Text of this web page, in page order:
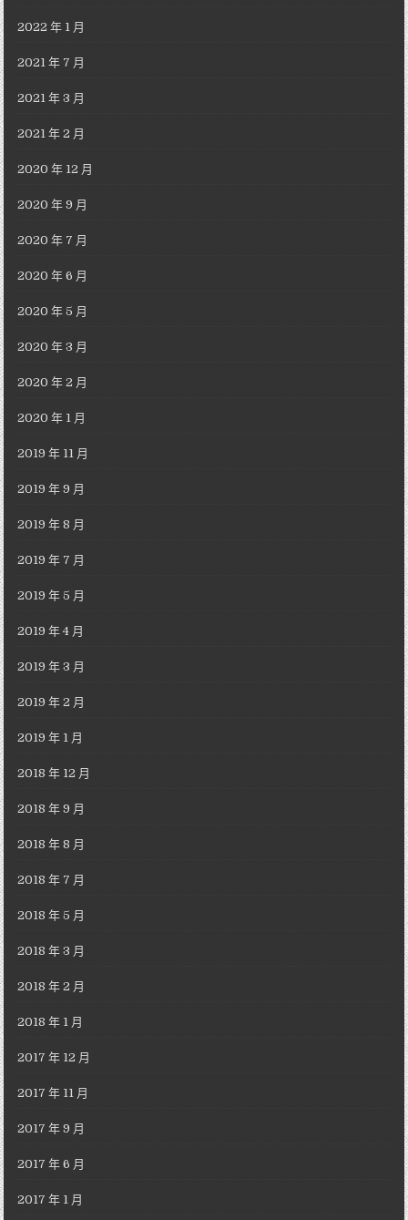
2022 年 1 月
2021 年 7 月
2021 年 3 月
2021 年 2 月
2020 年 12 月
2020 年 9 月
2020 年 7 月
2020 年 6 月
2020 年 5 月
2020 年 3 月
2020 年 2 月
2020 年 1 月
2019 年 11 月
2019 年 9 月
2019 年 8 月
2019 年 7 月
2019 年 5 月
2019 年 4 月
2019 年 3 月
2019 年 2 月
2019 年 1 月
2018 年 12 月
2018 年 9 月
2018 年 8 月
2018 年 7 月
2018 年 5 月
2018 年 3 月
2018 年 2 月
2018 年 1 月
2017 年 12 月
2017 年 11 月
2017 年 9 月
2017 年 6 月
2017 年 1 月